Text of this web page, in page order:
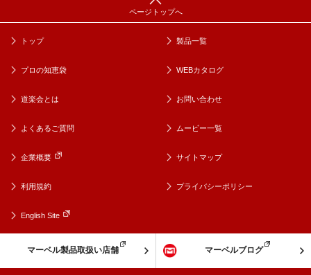
トップ 製品一覧
プロの知恵袋 WEBカタログ
道楽会とは お問い合わせ
よくあるご質問 ムービー一覧
企業概要 サイトマップ
利用規約 プライバシーポリシー
English Site
マーベル製品取扱い店舗 マーベルブログ